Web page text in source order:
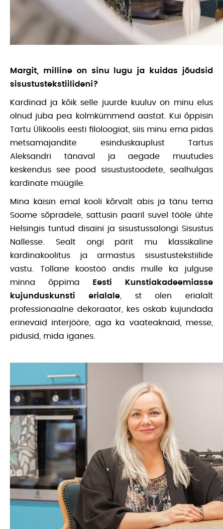
Margit, milline on sinu lugu ja kuidas jõudsid
sisustustekstiilideni?
Kardinad ja kõik selle juurde kuuluv on minu elus
olnud juba pea kolmkümmend aastat. Kui õppisin
Tartu Ülikoolis eesti filoloogiat, siis minu ema pidas
metsamajandite esinduskauplust Tartus
Aleksandri tänaval ja aegade muutudes
keskendus see pood sisustustoodete, sealhulgas
kardinate müügile.
Mina käisin emal kooli kõrvalt abis ja tänu tema
Soome sõpradele, sattusin paaril suvel tööle ühte
Helsingis tuntud disaini ja sisustussalongi Sisustus
Nallesse. Sealt ongi pärit mu klassikaline
kardinakoolitus ja armastus sisustustekstiilide
vastu. Tollane koostöö andis mulle ka julguse
minna õppima
Eesti Kunstiakadeemiasse
kujunduskunsti erialale, st olen erialalt
professionaalne dekoraator, kes oskab kujundada
erinevaid interjööre, aga ka vaateaknaid, messe,
pidusid, mida iganes.